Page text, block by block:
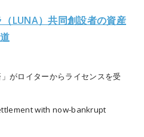
LUNA）共同創設者の資産
がロイターからライセンスを受
with now-bankrupt